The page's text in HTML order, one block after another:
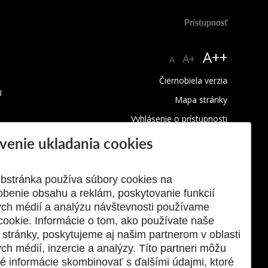
Prístupnosť
A A+ A++
Čiernobiela verzia
Mapa stránky
Vyhlásenie o prístupnosti
Využívanie cookies
ukladania cookies
používa súbory cookies na
obsahu a reklám, poskytovanie funkcií
médií a analýzu návštevnosti používame
Informácie o tom, ako používate naše
poskytujeme aj našim partnerom v oblasti
médií, inzercie a analýzy. Títo partneri môžu
informácie skombinovať s ďalšími údajmi, ktoré